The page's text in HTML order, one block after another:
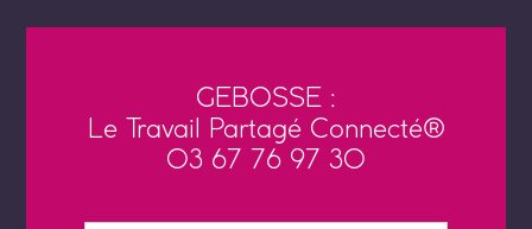
GEBOSSE :
Le Travail Partagé Connecté®
03 67 76 97 30